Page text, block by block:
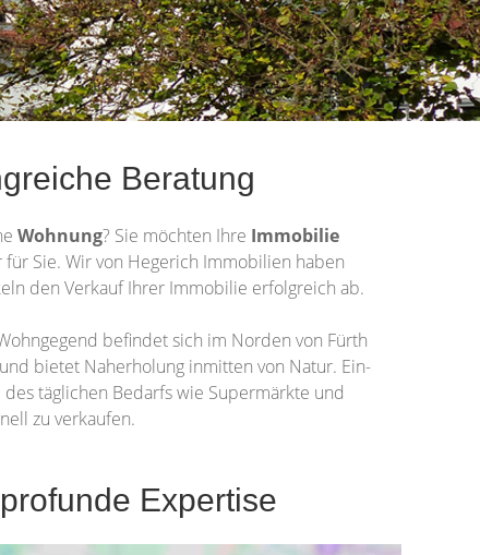
Beratung
Wohnung? Sie möchten Ihre Immobilie
Sie. Wir von Hegerich Immobilien haben
den Verkauf Ihrer Immobilie erfolgreich ab.
befindet sich im Norden von Fürth
bietet Naherholung inmitten von Natur. Ein-
täglichen Bedarfs wie Supermärkte und
zu verkaufen.
Expertise